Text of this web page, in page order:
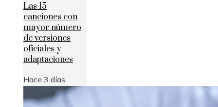
Las 15
canciones con
mayor número
de versiones
oficiales y
adaptaciones
Hace 3 días